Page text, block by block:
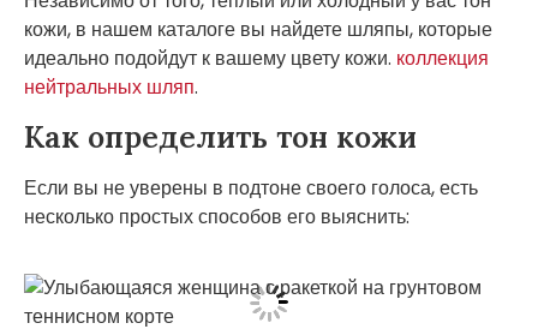
кожи, в нашем каталоге вы найдете шляпы, которые
идеально подойдут к вашему цвету кожи. коллекция
нейтральных шляп.
Как определить тон кожи
Если вы не уверены в подтоне своего голоса, есть
несколько простых способов его выяснить: